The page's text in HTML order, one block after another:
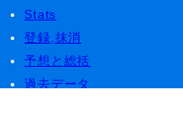
Stats
登録,抹消
予想と総括
過去データ